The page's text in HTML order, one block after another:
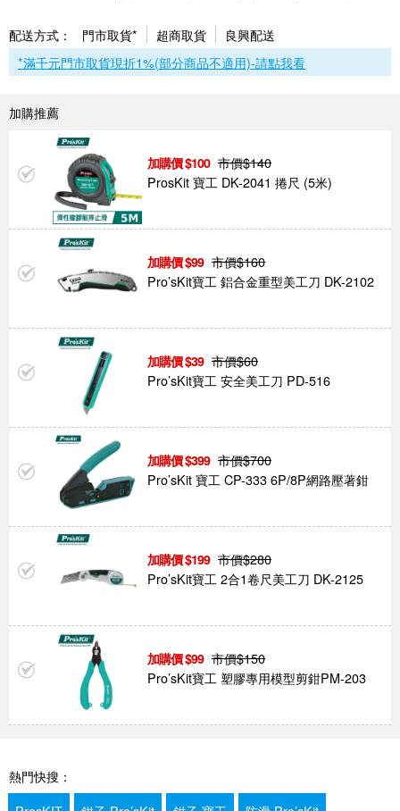
配送方式： 門市取貨* 超商取貨
良興配送
*滿千元門市取貨現折1%(部分商品不適用)-請點我看
加購推薦
100 市價$140
ProsKit 寶工 DK-2041 捲尺 (5米)
99 市價$160
Pro’sKit寶工 鋁合金重型美工刀 DK-2102
39 市價$60
Pro’sKit寶工 安全美工刀 PD-516
399 市價$700
Pro’sKit 寶工 CP-333 6P/8P網路壓著鉗
199 市價$280
Pro’sKit寶工 2合1卷尺美工刀 DK-2125
99 市價$150
Pro’sKit寶工 塑膠專用模型剪鉗PM-203
熱門快搜：